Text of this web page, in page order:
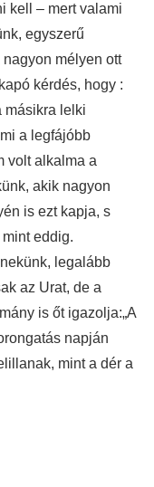
kell – mert valami
egyszerű
mélyen ott
kérdés, hogy :
másikra lelki
a legfájóbb
volt alkalma a
akik nagyon
is ezt kapja, s
eddig.
legalább
az Urat, de a
is őt igazolja:„A
napján
mint a dér a